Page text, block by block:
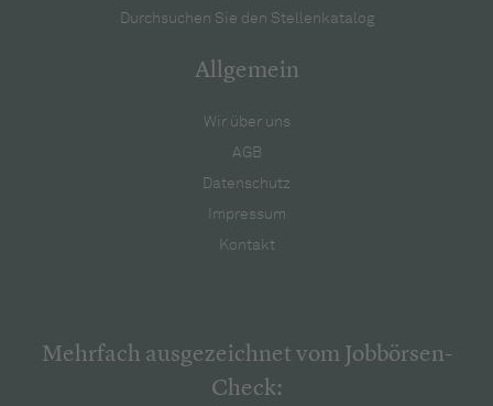
Durchsuchen Sie den Stellenkatalog
Allgemein
Wir über uns
AGB
Datenschutz
Impressum
Kontakt
Mehrfach ausgezeichnet vom Jobbörsen-
Check: